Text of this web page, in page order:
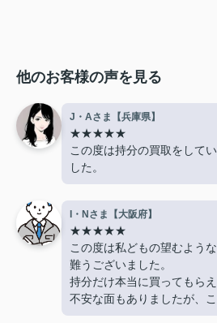
他のお客様の声を見る
J・Aさま【兵庫県】
★★★★★
この度は持分の買取をして
した。
I・Nさま【大阪府】
★★★★★
この度は私どもの望むよう
難うございました。
持分だけ本当に買ってもら
不安な面もありましたが、
なくなり心が軽くなりまし